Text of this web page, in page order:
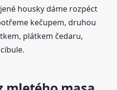
housky dáme rozpéct
kečupem, druhou
plátkem čedaru,